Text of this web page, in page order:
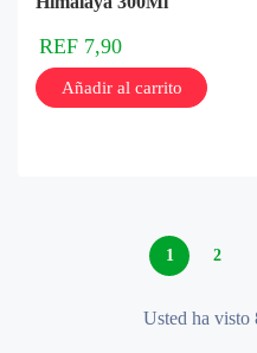
REF 7,90
Añadir al carrito
1 2
Usted ha visto